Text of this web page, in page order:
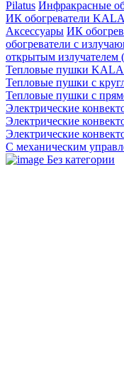
Pilatus Инфракрасные
ИК обогреватели
Аксессуары ИК
обогреватели с
открытым
Тепловые пушки
Тепловые пушки с
Тепловые пушки с
Электрические
Электрические
Электрические
С механическим
Без категории